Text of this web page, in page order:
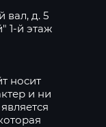
вал, д. 5
1-й этаж
носит
и ни